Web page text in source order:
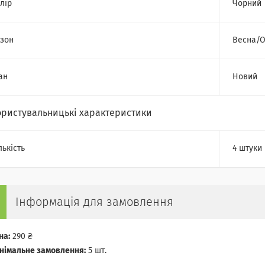
Чорний
Весна/
Новий
характеристики
4 штуки
Інформація для замовлення
290 ₴
замовлення: 5 шт.